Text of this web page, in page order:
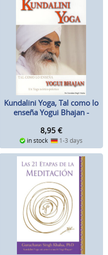
Kundalini Yoga, Tal como lo
enseña Yogui Bhajan -
8,95 €
in stock 1-3 days